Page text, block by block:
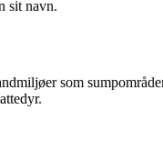
sit navn.
som